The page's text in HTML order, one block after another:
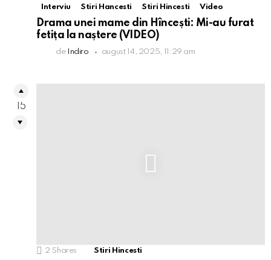
Interviu
Stiri Hancesti Stiri Hincesti Video
Drama unei mame din Hîncești: Mi-au furat
fetița la naștere (VIDEO)
de Indiro august 14, 2025, 11:29 am
2 Shares Stiri Hincesti
15